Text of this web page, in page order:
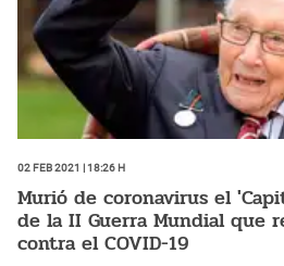
02 Feb 2021 | 18:26 h
Murió de coronavirus el
de la II Guerra Mundial que
contra el COVID-19